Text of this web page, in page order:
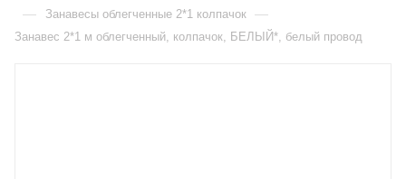
— Занавесы облегченные 2*1 колпачок —
Занавес 2*1 м облегченный, колпачок, БЕЛЫЙ*, белый провод